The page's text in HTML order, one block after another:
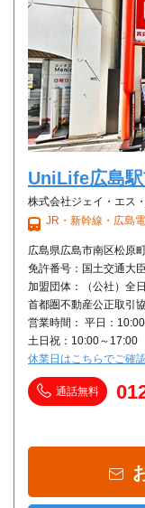
UniLife広島
株式会社ジェイ・エス
JR・新幹線・広島
広島県広島市南区松原
免許番号：国土交通大
加盟団体：（公社）全
首都圏不動産公正取引
営業時間： 平日：
土日祝：10:00～17:00
休業日はこちらでご確
通話無料